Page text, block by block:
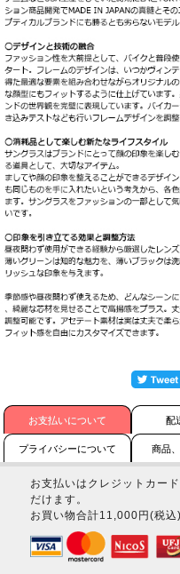
お支払いについて 配
プライバシーについて 商品
お支払いはクレジットカー
だけます。
お買い物合計11,000円(税込